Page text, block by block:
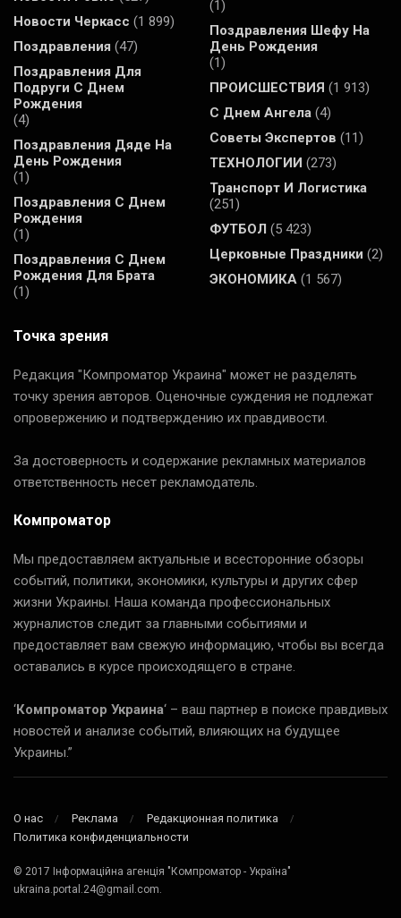
Новости Черкасс (1 899)
Поздравления (47)
Поздравления Для
Подруги С Днем
Рождения
(4)
Поздравления Дяде На
День Рождения
(1)
Поздравления С Днем
Рождения
(1)
Поздравления С Днем
Рождения Для Брата
(1)
(1)
Поздравления Шефу На
День Рождения
(1)
ПРОИСШЕСТВИЯ (1 913)
С Днем Ангела (4)
Советы Экспертов (11)
ТЕХНОЛОГИИ (273)
Транспорт И Логистика
(251)
ФУТБОЛ (5 423)
Церковные Праздники (2)
ЭКОНОМИКА (1 567)
Точка зрения
Редакция "Компроматор Украина" может не разделять
точку зрения авторов. Оценочные суждения не подлежат
опровержению и подтверждению их правдивости.
За достоверность и содержание рекламных материалов
ответственность несет рекламодатель.
Компроматор
Мы предоставляем актуальные и всесторонние обзоры
событий, политики, экономики, культуры и других сфер
жизни Украины. Наша команда профессиональных
журналистов следит за главными событиями и
предоставляет вам свежую информацию, чтобы вы всегда
оставались в курсе происходящего в стране.
‘Компроматор Украина‘ – ваш партнер в поиске правдивых
новостей и анализе событий, влияющих на будущее
Украины.”
О нас Реклама
Редакционная политика
Политика конфиденциальности
© 2017 Інформаційна агенція "Компроматор - Україна"
ukraina.portal.24@gmail.com.